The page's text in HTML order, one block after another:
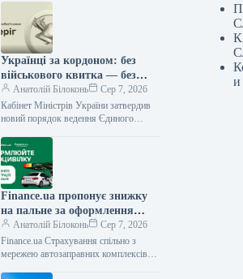
Українці за кордоном: без
військового квитка — без
консульських послуг
Анатолій Білоконь
Сер 7, 2026
Кабінет Міністрів України затвердив
новий порядок ведення Єдиного
військовозобов’язаних та резервістів.
Постанова № 981 скасовує
Finance.ua пропонує знижку
на пальне за оформлення
Автоцивілки
Анатолій Білоконь
Сер 7, 2026
Finance.ua Страхування спільно з
мережею автозаправних комплексів
и